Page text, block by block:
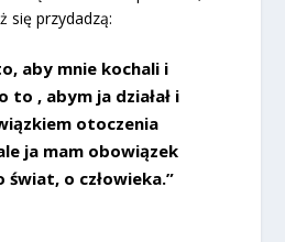
się przydadzą:
aby mnie kochali i
to , abym ja działał i
otoczenia
ja mam obowiązek
świat, o człowieka.”